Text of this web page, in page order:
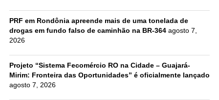
PRF em Rondônia apreende mais de uma tonelada de
drogas em fundo falso de caminhão na BR-364 agosto 7,
2026
Projeto “Sistema Fecomércio RO na Cidade – Guajará-
Mirim: Fronteira das Oportunidades” é oficialmente lançado
agosto 7, 2026